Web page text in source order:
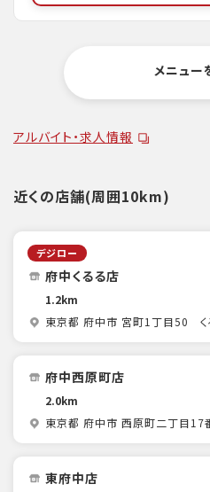
メニュー
アルバイト・求人情報
近くの店舗(周囲10km)
デジロー
府中くるる店
1.2km
東京都 府中市 宮町1丁目50 く
府中西原町店
2.0km
東京都 府中市 西原町二丁目17
東府中店